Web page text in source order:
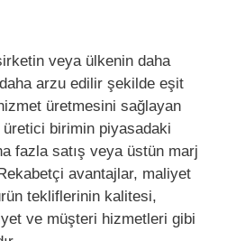
veya ülkenin daha
arzu edilir şekilde eşit
üretmesini sağlayan
birimin piyasadaki
fazla satış veya üstün marj
avantajlar, maliyet
tekliflerinin kalitesi,
ve müşteri hizmetleri gibi